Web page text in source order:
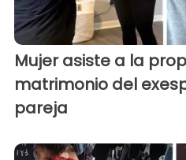
Mujer asiste a la
matrimonio del
pareja